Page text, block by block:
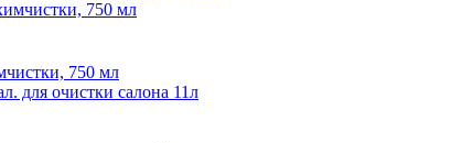
750 мл